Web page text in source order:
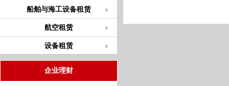
船舶与海工设备租赁
航空租赁
设备租赁
企业理财